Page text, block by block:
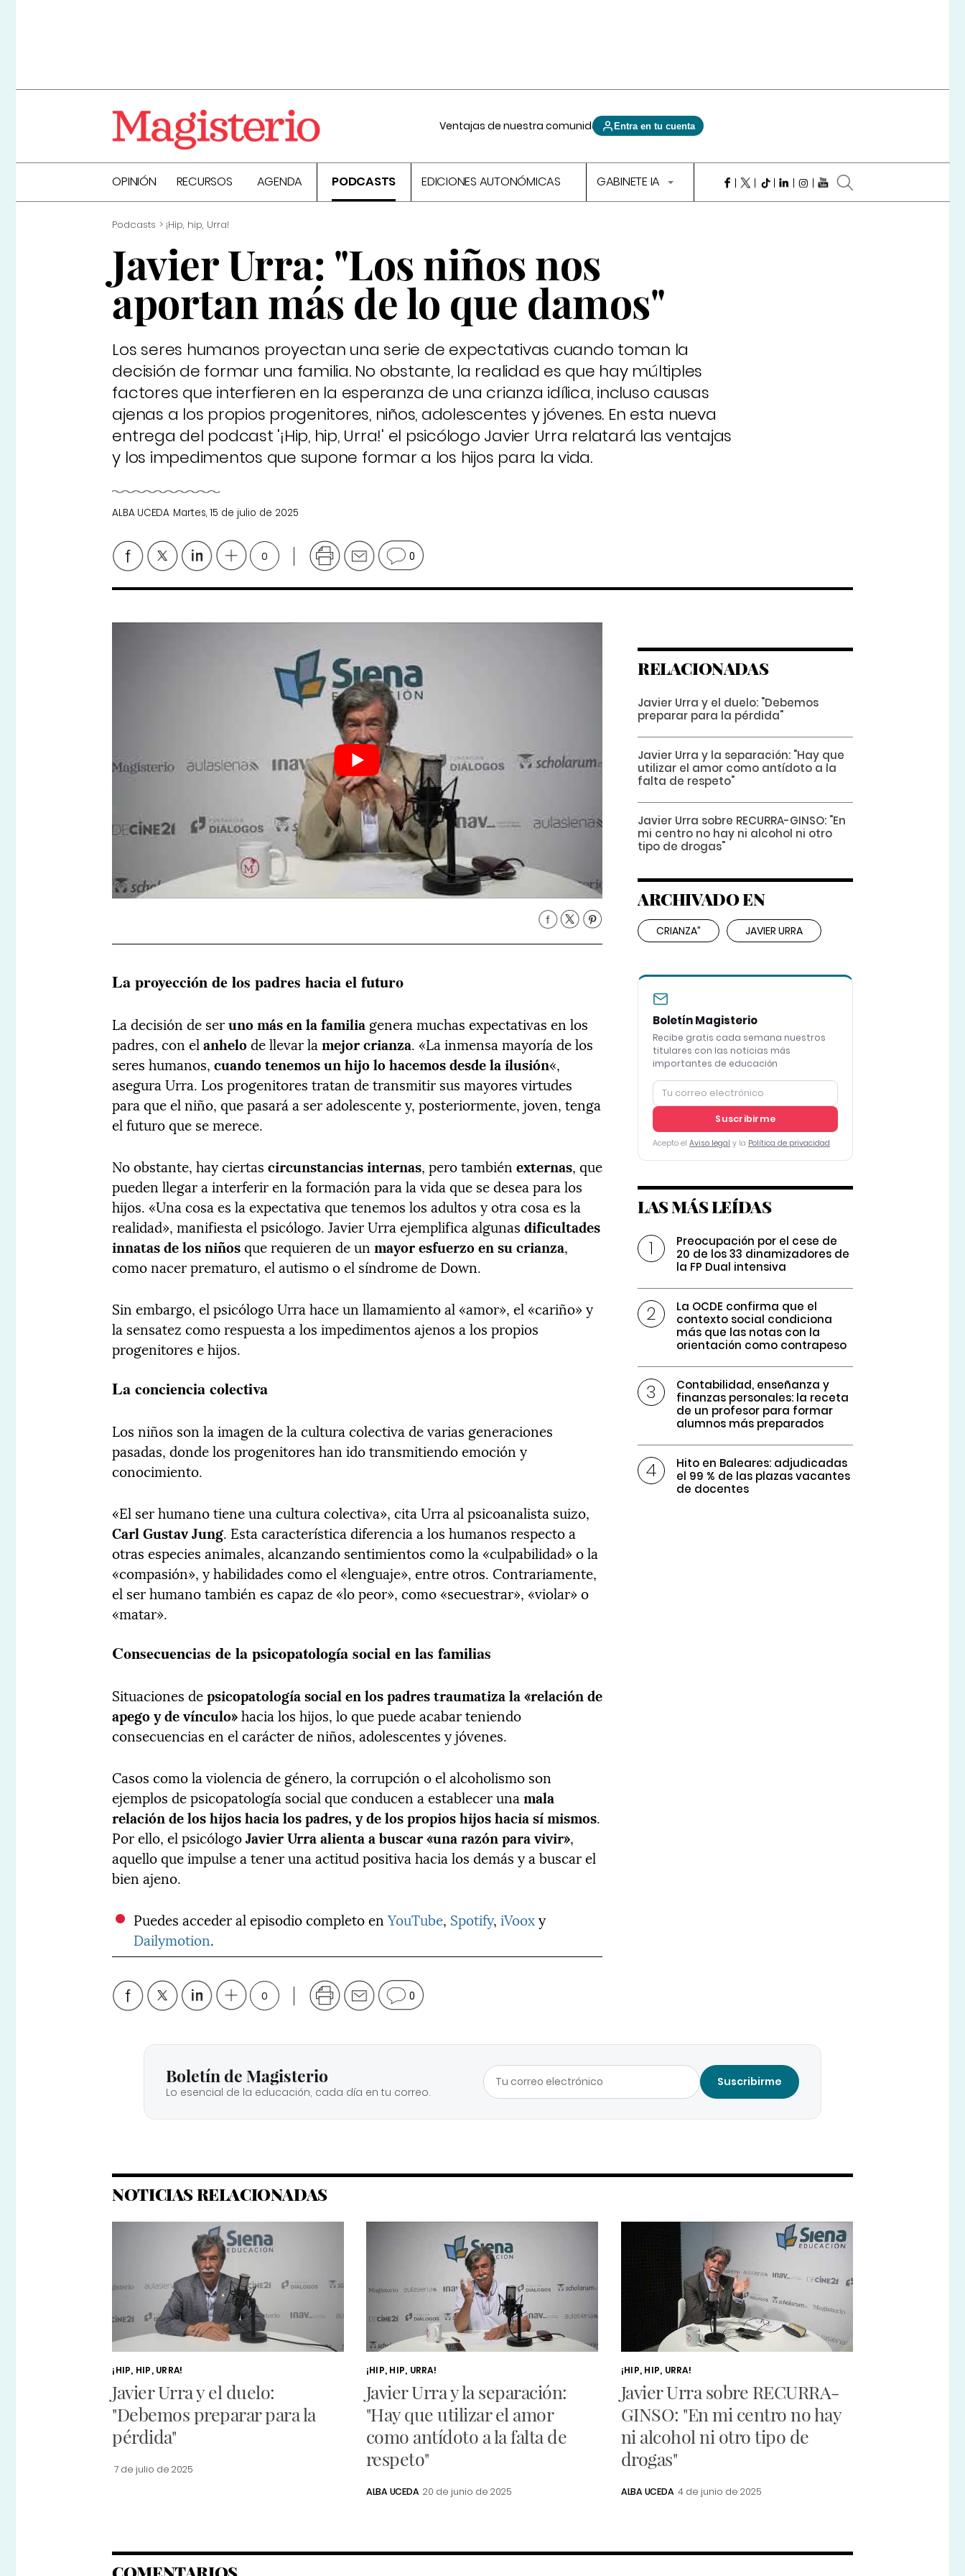
Ventajas de nuestra comunidad Entra en tu cuenta
OPINIÓN RECURSOS AGENDA PODCASTS EDICIONES AUTONÓMICAS GABINETE IA
Podcasts ¡Hip, hip, Urra!
Javier Urra: "Los niños nos
aportan más de lo que damos"
Los seres humanos proyectan una serie de expectativas cuando toman la
decisión de formar una familia. No obstante, la realidad es que hay múltiples
factores que interfieren en la esperanza de una crianza idílica, incluso causas
ajenas a los propios progenitores, niños, adolescentes y jóvenes. En esta nueva
entrega del podcast '¡Hip, hip, Urra!' el psicólogo Javier Urra relatará las ventajas
y los impedimentos que supone formar a los hijos para la vida.
ALBA UCEDA Martes, 15 de julio de 2025
0 0
La proyección de los padres hacia el futuro
La decisión de seruno más en la familia genera muchas expectativas en los
padres, con elanhelode llevar lamejor crianza. «La inmensa mayoría de los
seres humanos,cuando tenemos un hijo lo hacemos desde la ilusión«,
asegura Urra. Los progenitores tratan de transmitir sus mayores virtudes
para que el niño, que pasará a ser adolescente y, posteriormente, joven, tenga
el futuro que se merece.
No obstante, hay ciertas circunstancias internas, pero tambiénexternas, que
pueden llegar a interferir en la formación para la vida que se desea para los
hijos. «Una cosa es la expectativa que tenemos los adultos y otra cosa es la
realidad», manifiesta el psicólogo. Javier Urra ejemplifica algunasdificultades
innatas de los niñosque requieren de unmayor esfuerzo en su crianza,
como nacer prematuro, el autismo o el síndrome de Down.
Sin embargo, el psicólogo Urra hace un llamamiento al «amor», el «cariño» y
la sensatez como respuesta a los impedimentos ajenos a los propios
progenitores e hijos.
La conciencia colectiva
Los niños son la imagen de la cultura colectiva de varias generaciones
pasadas, donde los progenitores han ido transmitiendo emoción y
conocimiento.
«El ser humano tiene una cultura colectiva», cita Urra al psicoanalista suizo,
Carl Gustav Jung. Esta característica diferencia a los humanos respecto a
otras especies animales, alcanzando sentimientos como la «culpabilidad» o la
«compasión», y habilidades como el «lenguaje», entre otros. Contrariamente,
el ser humano también es capaz de «lo peor», como «secuestrar», «violar» o
«matar».
Consecuencias de la psicopatología social en las familias
Situaciones depsicopatología social en los padres traumatiza la «relación de
apego y de vínculo»hacia los hijos, lo que puede acabar teniendo
consecuencias en el carácter de niños, adolescentes y jóvenes.
Casos como la violencia de género, la corrupción o el alcoholismo son
ejemplos de psicopatología social que conducen a establecer unamala
relación de los hijos hacia los padres, y de los propios hijos hacia sí mismos.
Por ello, el psicólogoJavier Urra alienta a buscar «una razón para vivir»,
aquello que impulse a tener una actitud positiva hacia los demás y a buscar el
bien ajeno.
Puedes acceder al episodio completo enYouTube, Spotify,iVooxy
Dailymotion.
0 0
RELACIONADAS
Javier Urra y el duelo: "Debemos
preparar para la pérdida"
Javier Urra y la separación: "Hay que
utilizar el amor como antídoto a la
falta de respeto"
Javier Urra sobre RECURRA-GINSO: "En
mi centro no hay ni alcohol ni otro
tipo de drogas"
ARCHIVADO EN
CRIANZA” JAVIER URRA
Boletín Magisterio
Recibe gratis cada semana nuestros
titulares con las noticias más
importantes de educación
Suscribirme
Acepto el Aviso legal y la Política de privacidad
LAS MÁS LEÍDAS
Preocupación por el cese de
20 de los 33 dinamizadores de
la FP Dual intensiva
La OCDE confirma que el
contexto social condiciona
más que las notas con la
orientación como contrapeso
Contabilidad, enseñanza y
finanzas personales: la receta
de un profesor para formar
alumnos más preparados
Hito en Baleares: adjudicadas
el 99 % de las plazas vacantes
de docentes
Boletín de Magisterio
Lo esencial de la educación, cada día en tu correo.
Suscribirme
NOTICIAS RELACIONADAS
¡HIP, HIP, URRA!
Javier Urra y el duelo:
"Debemos preparar para la
pérdida"
7 de julio de 2025
¡HIP, HIP, URRA!
Javier Urra y la separación:
"Hay que utilizar el amor
como antídoto a la falta de
respeto"
ALBA UCEDA 20 de junio de 2025
¡HIP, HIP, URRA!
Javier Urra sobre RECURRA-
GINSO: "En mi centro no hay
ni alcohol ni otro tipo de
drogas"
ALBA UCEDA 4 de junio de 2025